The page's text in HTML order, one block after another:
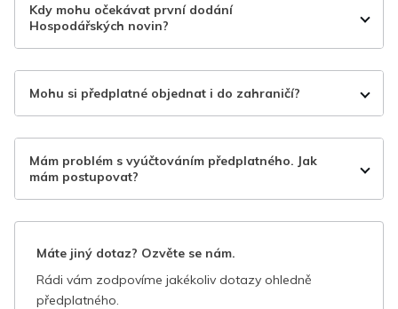
Kdy mohu očekávat první dodání
Hospodářských novin?
Mohu si předplatné objednat i do zahraničí?
Mám problém s vyúčtováním předplatného. Jak
mám postupovat?
Máte jiný dotaz? Ozvěte se nám.
Rádi vám zodpovíme jakékoliv dotazy ohledně
předplatného.